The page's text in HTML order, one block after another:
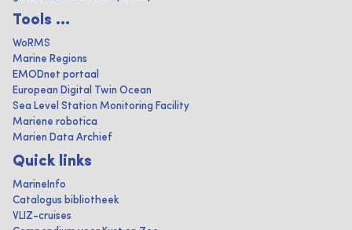
Tools ...
WoRMS
Marine Regions
EMODnet portaal
European Digital Twin Ocean
Sea Level Station Monitoring Facility
Mariene robotica
Marien Data Archief
Quick links
MarineInfo
Catalogus bibliotheek
VLIZ-cruises